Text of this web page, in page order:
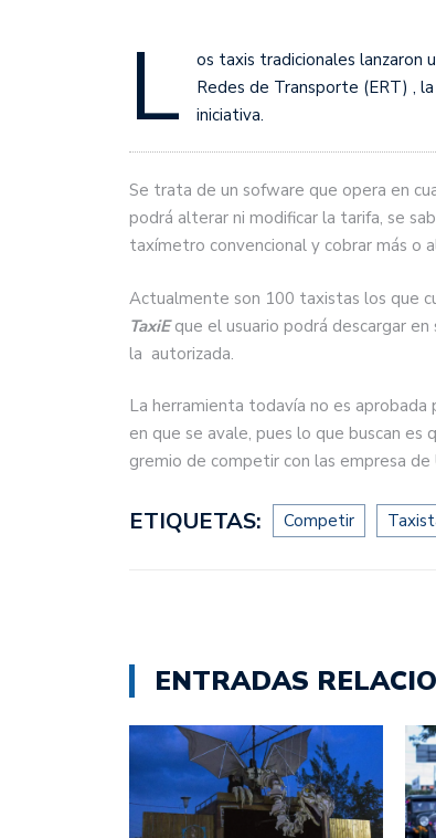
L
os taxis tradicionales lanzaron
Redes de Transporte (ERT) ,
iniciativa.
Se trata de un sofware que opera en
podrá alterar ni modificar la tarifa, se
taxímetro convencional y cobrar más o
Actualmente son 100 taxistas los que
TaxiEque el usuario podrá descargar
la autorizada.
La herramienta todavía no es
en que se avale, pues lo que buscan
gremio de competir con las empresa de
ETIQUETAS: Competir
ENTRADAS